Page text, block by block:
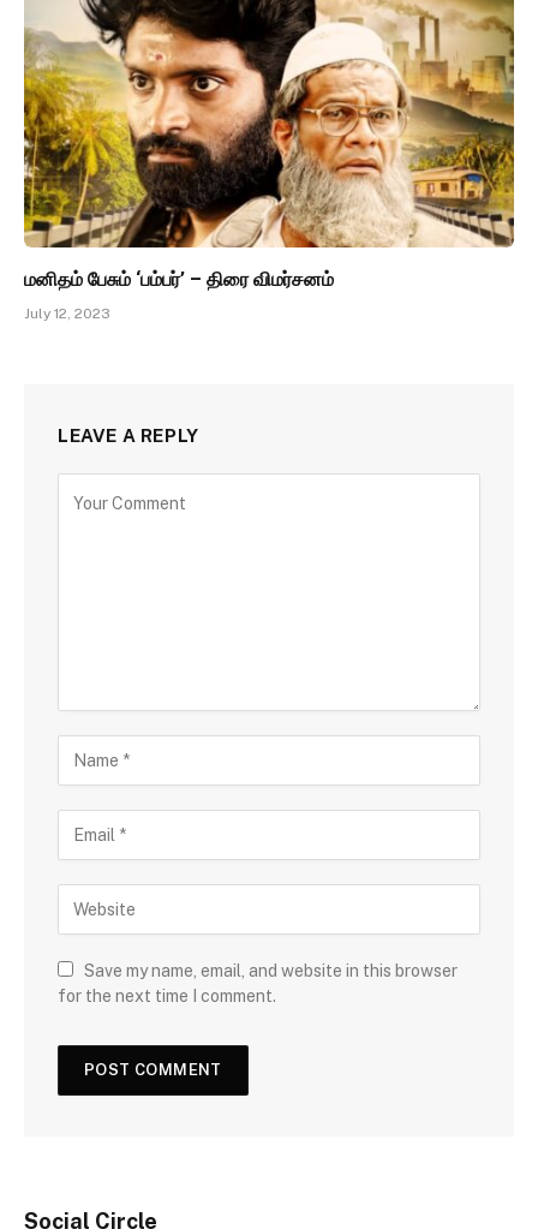
மனிதம் பேசும் ‘பம்பர்’ – திரை விமர்சனம்
July 12, 2023
LEAVE A REPLY
Save my name, email, and website in this browser
for the next time I comment.
Social Circle